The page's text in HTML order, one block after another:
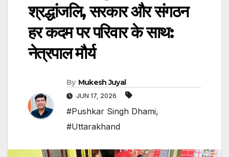
श्रद्धांजलि, सरकार और संगठन
हर कदम पर परिवार के साथ:
नेत्रपाल मौर्य
By Mukesh Juyal
JUN 17, 2026
#Pushkar Singh Dhami,
#Uttarakhand